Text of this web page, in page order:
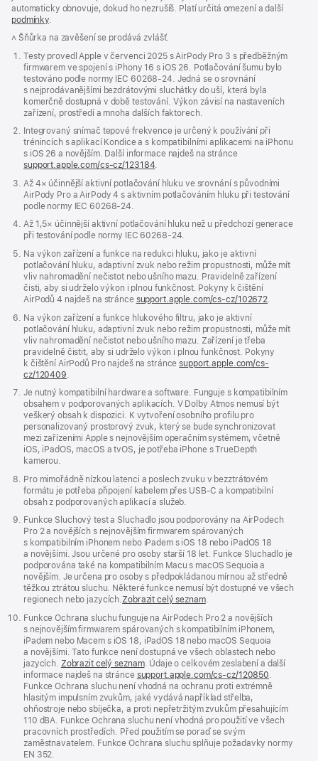
automaticky obnovuje, dokud ho nezrušíš. Platí určitá omezení a další
podmínky
˄ Šňůrka na zavěšení se prodává zvlášť.
Testy provedl Apple v červenci 2025 s AirPody Pro 3 s předběžným
firmwarem ve spojení s iPhony 16 s iOS 26. Potlačování šumu bylo
testováno podle normy IEC 60268-24. Jedná se o srovnání
s nejprodávanějšími bezdrátovými sluchátky do uší, která byla
komerčně dostupná v době testování. Výkon závisí na nastaveních
zařízení, prostředí a mnoha dalších faktorech.
Integrovaný snímač tepové frekvence je určený k používání při
trénincích s aplikací Kondice a s kompatibilními aplikacemi na iPhonu
s iOS 26 a novějším. Další informace najdeš na stránce
support.apple.com/cs-cz/123184.
Až 4× účinnější aktivní potlačování hluku ve srovnání s původními
AirPody Pro a AirPody 4 s aktivním potlačováním hluku při testování
podle normy IEC 60268‑24.
Až 1,5× účinnější aktivní potlačování hluku než u předchozí generace
při testování podle normy IEC 60268-24.
Na výkon zařízení a funkce na redukci hluku, jako je aktivní
potlačování hluku, adaptivní zvuk nebo režim propustnosti, může mít
vliv nahromadění nečistot nebo ušního mazu. Pravidelně zařízení
čisti, aby si udrželo výkon i plnou funkčnost. Pokyny k čištění
AirPodů 4 najdeš na stránce support.apple.com/cs-cz/102672.
Na výkon zařízení a funkce hlukového filtru, jako je aktivní
potlačování hluku, adaptivní zvuk nebo režim propustnosti, může mít
vliv nahromadění nečistot nebo ušního mazu. Zařízení je třeba
pravidelně čistit, aby si udrželo výkon i plnou funkčnost. Pokyny
k čištění AirPodů Pro najdeš na stráncesupport.apple.com/cs-
cz/120409
Je nutný kompatibilní hardware a software. Funguje s kompatibilním
obsahem v podporovaných aplikacích. V Dolby Atmos nemusí být
veškerý obsah k dispozici. K vytvoření osobního profilu pro
personalizovaný prostorový zvuk, který se bude synchronizovat
mezi zařízeními Apple s nejnovějším operačním systémem, včetně
iOS, iPadOS, macOS a tvOS, je potřeba iPhone s TrueDepth
kamerou.
Pro mimořádně nízkou latenci a poslech zvuku v bezztrátovém
formátu je potřeba připojení kabelem přes USB‑C a kompatibilní
obsah z podporovaných aplikací a služeb.
Funkce Sluchový test a Sluchadlo jsou podporovány na AirPodech
Pro 2 a novějších s nejnovějším firmwarem spárovaných
s kompatibilním iPhonem nebo iPadem s iOS 18 nebo iPadOS 18
a novějšími. Jsou určené pro osoby starší 18 let. Funkce Sluchadlo je
podporována také na kompatibilním Macu s macOS Sequoia a
novějším. Je určena pro osoby s předpokládanou mírnou až středně
těžkou ztrátou sluchu. Některé funkce nemusí být dostupné ve všech
regionech nebo jazycích.Zobrazit celý seznam.
Funkce Ochrana sluchu funguje na AirPodech Pro 2 a novějších
s nejnovějším firmwarem spárovaných s kompatibilním iPhonem,
iPadem nebo Macem s iOS 18, iPadOS 18 nebo macOS Sequoia
a novějšími. Tato funkce není dostupná ve všech oblastech nebo
jazycích. Zobrazit celý seznam. Údaje o celkovém zeslabení a další
informace najdeš na stránce support.apple.com/cs-cz/120850.
Funkce Ochrana sluchu není vhodná na ochranu proti extrémně
hlasitým impulsním zvukům, jaké vydává například střelba,
ohňostroje nebo sbíječka, a proti nepřetržitým zvukům přesahujícím
110 dBA. Funkce Ochrana sluchu není vhodná pro použití ve všech
pracovních prostředích. Před použitím se poraď se svým
zaměstnavatelem. Funkce Ochrana sluchu splňuje požadavky normy
EN 352.